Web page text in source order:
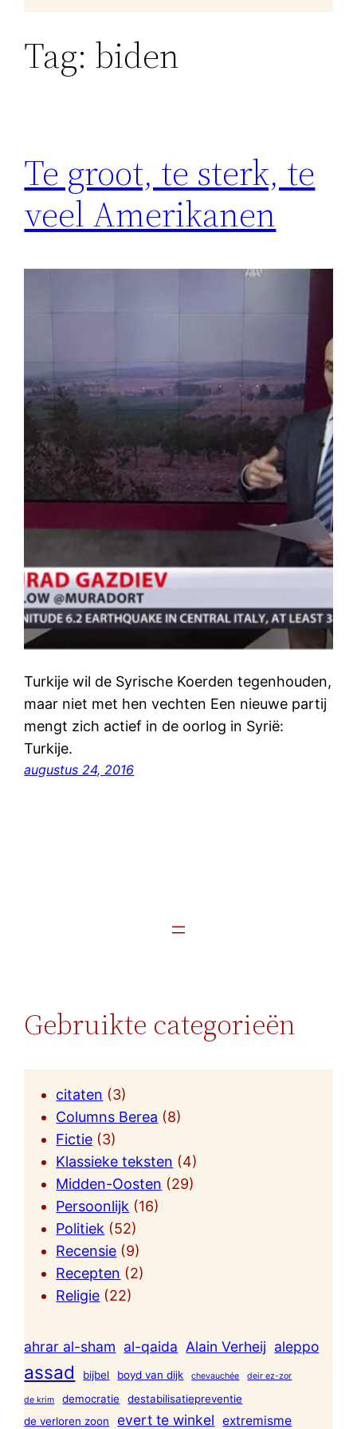
Tag: biden
Te groot, te sterk, te
veel Amerikanen
Turkije wil de Syrische Koerden tegenhouden,
maar niet met hen vechten Een nieuwe partij
mengt zich actief in de oorlog in Syrië:
Turkije.
augustus 24, 2016
Gebruikte categorieën
citaten (3)
Columns Berea (8)
Fictie (3)
Klassieke teksten (4)
Midden-Oosten (29)
Persoonlijk (16)
Politiek (52)
Recensie (9)
Recepten (2)
Religie (22)
ahrar al-sham al-qaida Alain Verheij aleppo
assad bijbel boyd van dijk chevauchée deir ez-zor
de krim democratie
destabilisatiepreventie
de verloren zoon
evert te winkel extremisme